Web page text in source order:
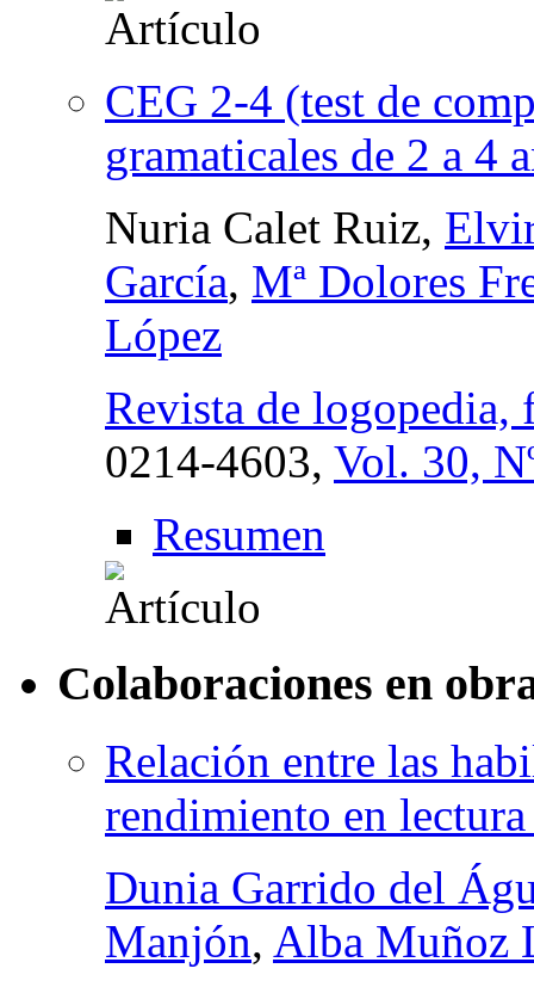
CEG 2-4 (test de
gramaticales de 2 a 4
Nuria Calet Ruiz,
García, Mª Dolores
López
Revista de
0214-4603, Vol. 30,
Resumen
Colaboraciones en
Relación entre las
rendimiento en
Dunia Garrido del
Manjón, Alba Muñoz